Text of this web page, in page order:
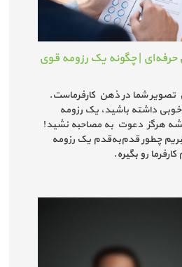
| چگونه یک رزومه قوی
تصویر شما در ذهن کارفرماست.
داشته باشید، یک رزومه
هرگز دعوت به مصاحبه نشید!
چطور قدم‌به‌قدم یک رزومه
رو بگیره.